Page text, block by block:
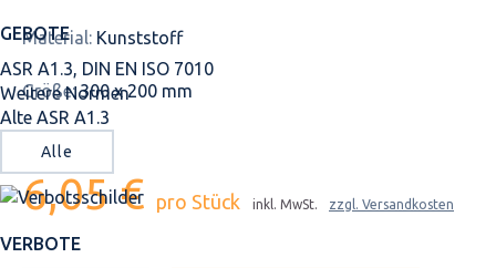
GEBOTE
ASR A1.3, DIN EN ISO 7010
Weitere Normen
Alte ASR A1.3
Alle
VERBOTE
Material: Kunststoff
Größe:300 x 200 mm
6,05 € pro Stück inkl. MwSt. zzgl. Versandkosten